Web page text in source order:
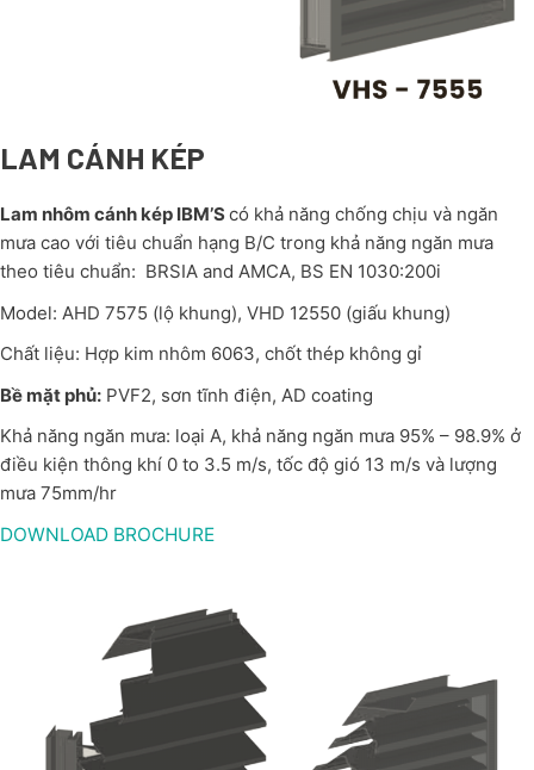
LAM CÁNH KÉP
Lam nhôm cánh kép IBM’Scó khả năng chống chịu và ngăn
mưa cao với tiêu chuẩn hạng B/C trong khả năng ngăn mưa
theo tiêu chuẩn: BRSIA and AMCA, BS EN 1030:200i
Model: AHD 7575 (lộ khung), VHD 12550 (giấu khung)
Chất liệu: Hợp kim nhôm 6063, chốt thép không gỉ
Bề mặt phủ: PVF2, sơn tĩnh điện, AD coating
Khả năng ngăn mưa: loại A, khả năng ngăn mưa 95% – 98.9% ở
điều kiện thông khí 0 to 3.5 m/s, tốc độ gió 13 m/s và lượng
mưa 75mm/hr
DOWNLOAD BROCHURE